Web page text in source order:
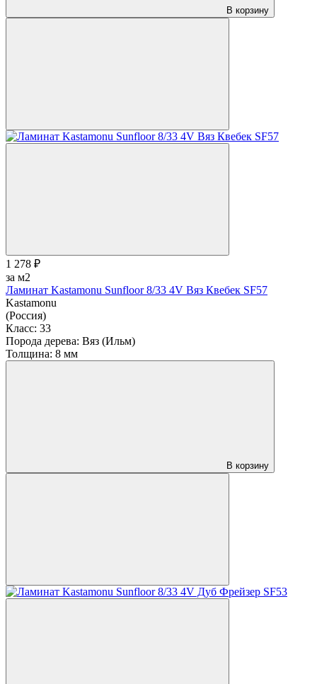
В корзину
1 278 ₽
за м2
Ламинат Kastamonu Sunfloor 8/33 4V Вяз Квебек SF57
Kastamonu
(Россия)
Класс: 33
Порода дерева: Вяз (Ильм)
Толщина: 8 мм
В корзину